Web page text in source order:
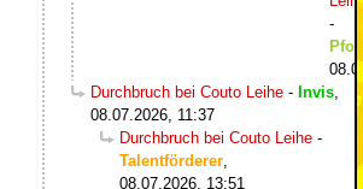
-
Durchbruch bei Couto Leihe - Invis
08.07.2026, 11:37
Durchbruch bei Couto Leihe -
Talentförderer
08.07.2026, 13:51